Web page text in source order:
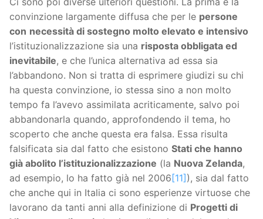
convinzione largamente diffusa che per le persone
con necessità di sostegno molto elevato e intensivo
l’istituzionalizzazione sia una risposta obbligata ed
inevitabile, e che l’unica alternativa ad essa sia
l’abbandono. Non si tratta di esprimere giudizi su chi
ha questa convinzione, io stessa sino a non molto
tempo fa l’avevo assimilata acriticamente, salvo poi
abbandonarla quando, approfondendo il tema, ho
scoperto che anche questa era falsa. Essa risulta
falsificata sia dal fatto che esistono Stati che hanno
già abolito l’istituzionalizzazione (la Nuova Zelanda,
ad esempio, lo ha fatto già nel 2006[11]), sia dal fatto
che anche qui in Italia ci sono esperienze virtuose che
lavorano da tanti anni alla definizione di Progetti di